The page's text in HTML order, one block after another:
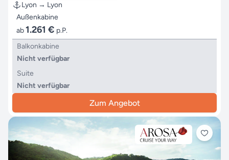
Lyon → Lyon
Außenkabine
ab1.261 € p.P.
Balkonkabine
Nicht verfügbar
Suite
Nicht verfügbar
Zum Angebot